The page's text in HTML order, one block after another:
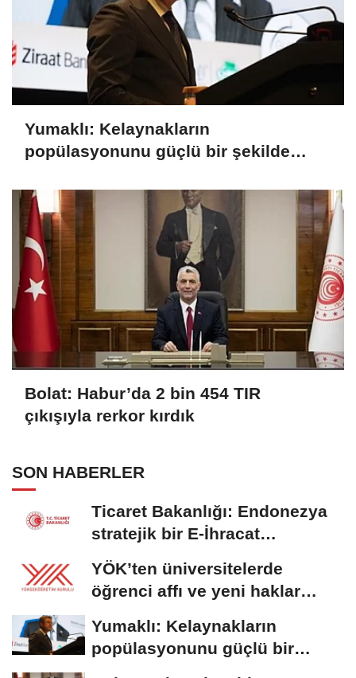
Yumaklı: Kelaynakların
popülasyonunu güçlü bir şekilde
Bolat: Habur’da 2 bin 454 TIR
çıkışıyla rerkor kırdık
SON HABERLER
Ticaret Bakanlığı: Endonezya
stratejik bir E-İhracat
destinasyonu
YÖK’ten üniversitelerde
öğrenci affı ve yeni haklar
Yumaklı: Kelaynakların
popülasyonunu güçlü bir